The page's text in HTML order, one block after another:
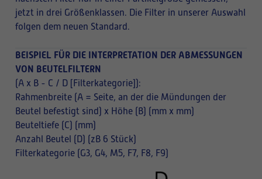
jetzt in drei Größenklassen. Die Filter in unserer Auswahl
folgen dem neuen Standard.
BEISPIEL FÜR DIE INTERPRETATION DER ABMESSUNGEN
VON BEUTELFILTERN
(A x B - C / D [Filterkategorie]):
Rahmenbreite (A = Seite, an der die Mündungen der
Beutel befestigt sind) x Höhe (B) (mm x mm)
Beuteltiefe (C) (mm)
Anzahl Beutel (D) (zB 6 Stück)
Filterkategorie (G3, G4, M5, F7, F8, F9)